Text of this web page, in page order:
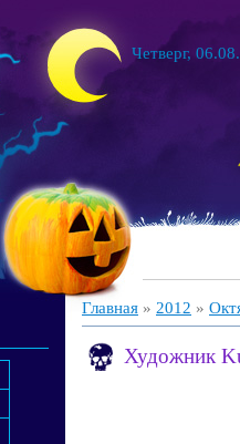
Четверг,
Главная » 2012 »
Художник